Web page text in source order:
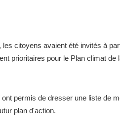
citoyens avaient été invités à
prioritaires pour le Plan climat de
permis de dresser une liste de
plan d'action.